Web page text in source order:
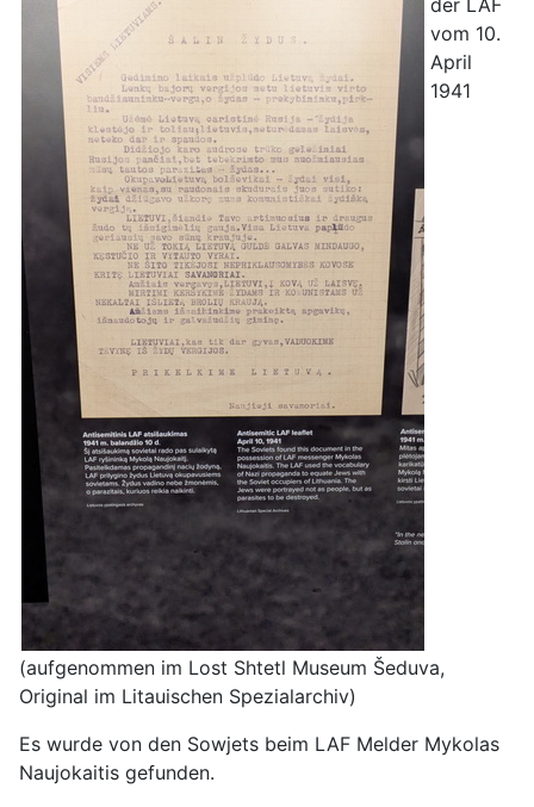
der LAF
vom 10.
April
1941
(aufgenommen im Lost Shtetl Museum Šeduva,
Original im Litauischen Spezialarchiv)
Es wurde von den Sowjets beim LAF Melder Mykolas
Naujokaitis gefunden.